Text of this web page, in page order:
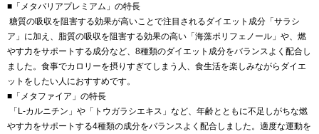
■「メタバリアプレミアム」の特長
糖質の吸収を阻害する効果が高いことで注目されるダイエット成分「サラシ
ア」に加え、脂質の吸収を阻害する効果の高い「海藻ポリフェノール」や、燃
やす力をサポートする成分など、8種類のダイエット成分をバランスよく配合し
ました。食事でカロリーを摂りすぎてしまう人、食生活を楽しみながらダイエ
ットをしたい人におすすめです。
■「メタファイア」の特長
「L-カルニチン」や「トウガラシエキス」など、年齢とともに不足しがちな燃
やす力をサポートする4種類の成分をバランスよく配合しました。適度な運動を